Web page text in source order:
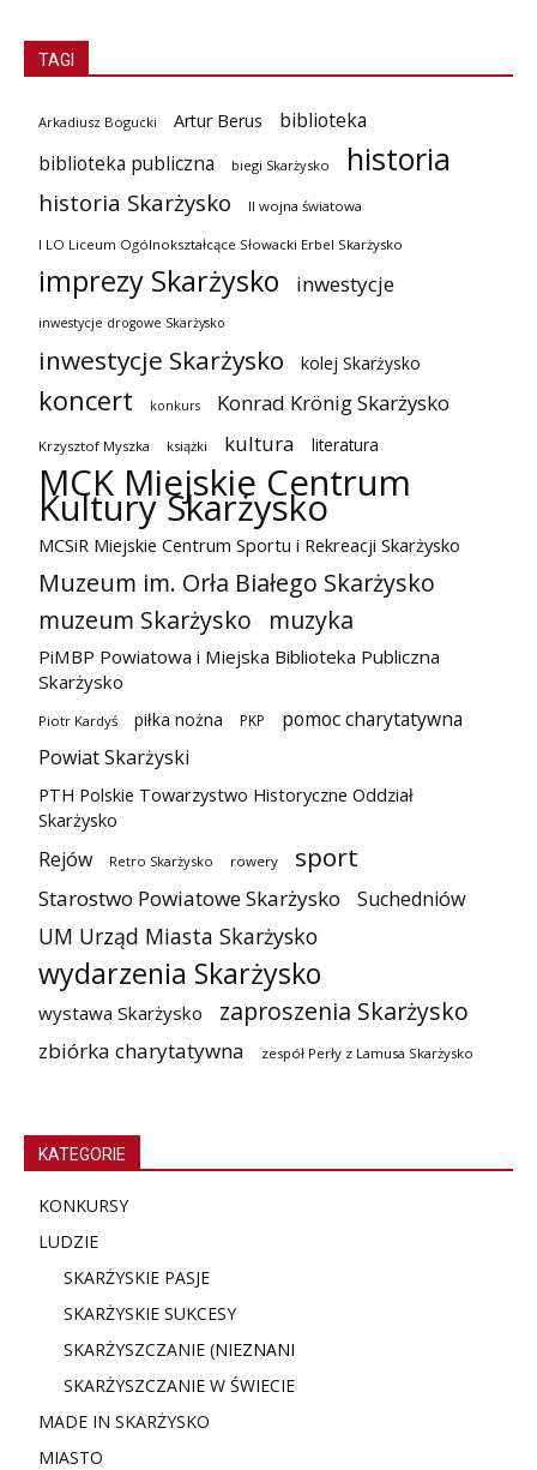
TAGI
Arkadiusz Bogucki Artur Berus
biblioteka
biblioteka publiczna
biegi Skarżysko historia
historia Skarżysko II wojna światowa
I LO Liceum Ogólnokształcące Słowacki Erbel Skarżysko
imprezy Skarżysko inwestycje
inwestycje drogowe Skarżysko
inwestycje Skarżysko kolej Skarżysko
koncert konkurs Konrad Krönig Skarżysko
Krzysztof Myszka książki kultura literatura
MCK Miejskie Centrum
Kultury Skarżysko
MCSiR Miejskie Centrum Sportu i Rekreacji Skarżysko
Muzeum im. Orła Białego Skarżysko
muzeum Skarżysko
muzyka
PiMBP Powiatowa i Miejska Biblioteka Publiczna
Skarżysko
Piotr Kardyś piłka nożna PKP
pomoc charytatywna
Powiat Skarżyski
PTH Polskie Towarzystwo Historyczne Oddział
Skarżysko
Rejów Retro Skarżysko rowery sport
Starostwo Powiatowe Skarżysko Suchedniów
UM Urząd Miasta Skarżysko
wydarzenia Skarżysko
wystawa Skarżysko zaproszenia Skarżysko
zbiórka charytatywna zespół Perły z Lamusa Skarżysko
KATEGORIE
KONKURSY
LUDZIE
SKARŻYSKIE PASJE
SKARŻYSKIE SUKCESY
SKARŻYSZCZANIE (NIEZNANI
SKARŻYSZCZANIE W ŚWIECIE
MADE IN SKARŻYSKO
MIASTO